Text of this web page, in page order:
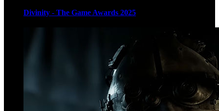
Divinity - The Game Awards 2025